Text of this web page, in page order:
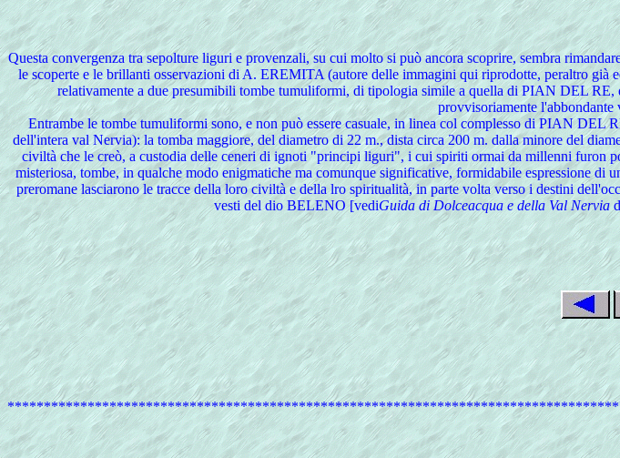
Questaconvergenza tra sepolture liguri e provenzali, su cui molto si può ancora scoprire, sembra
le scoperte e le brillanti osservazioni di A. EREMITA (autore delle immagini qui riprodotte, peraltro
relativamente a due presumibili tombe tumuliformi, di tipologia simile a quella di PIAN DEL RE,
provvisoriamente l'abbondante
Entrambe le tombe tumuliformi sono, e non può essere casuale, in linea col complesso di PIAN
dell'intera val Nervia): la tomba maggiore, del diametro di 22 m., dista circa 200 m. dalla minore del
civiltà che le creò, a custodia delle ceneri di ignoti "principi liguri", i cui spiriti ormai da millenni furon
misteriosa, tombe, in qualche modo enigmatiche ma comunque significative, formidabile espressione
preromane lasciarono le tracce della loro civiltà e della lro spiritualità, in parte volta verso i destini
vesti del dio BELENO [vediGuida di Dolceacqua e della Val Nervia